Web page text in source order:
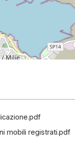
mobili registrati.pdf